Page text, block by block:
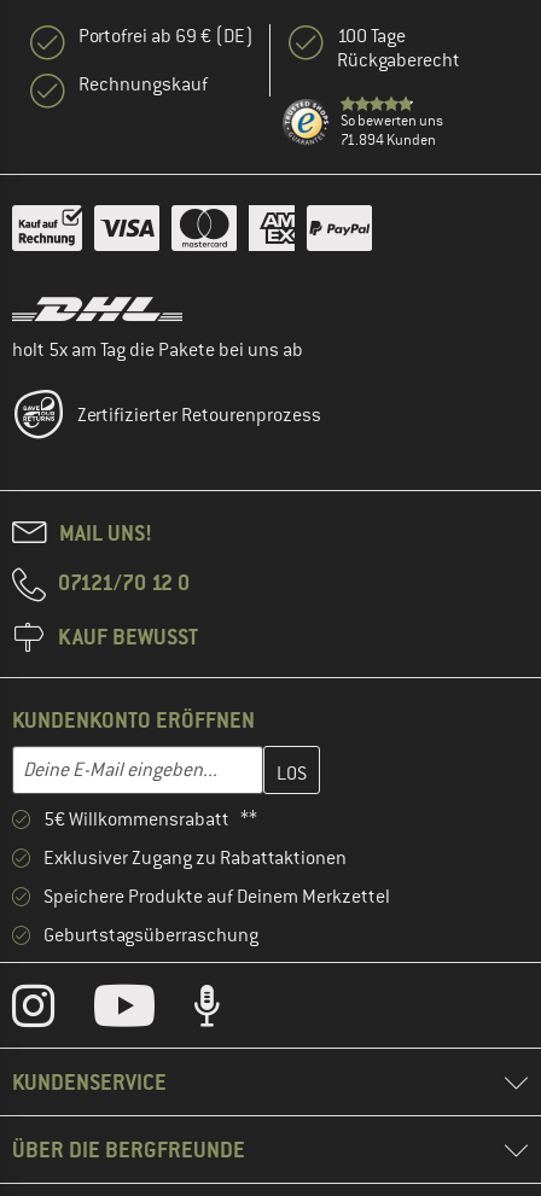
Portofrei ab 69 € (DE)
Rechnungskauf
100 Tage
Rückgaberecht
So bewerten uns
71.894 Kunden
holt 5x am Tag die Pakete bei uns ab
Zertifizierter Retourenprozess
MAIL UNS!
07121/70 12 0
KAUF BEWUSST
KUNDENKONTO ERÖFFNEN
E-Mail-Adresse
Gib hier deine E-Mail-Adresse ein und erstelle im nächsten
5€ Willkommensrabatt **
Exklusiver Zugang zu Rabattaktionen
Speichere Produkte auf Deinem Merkzettel
Geburtstagsüberraschung
KUNDENSERVICE
ÜBER DIE BERGFREUNDE